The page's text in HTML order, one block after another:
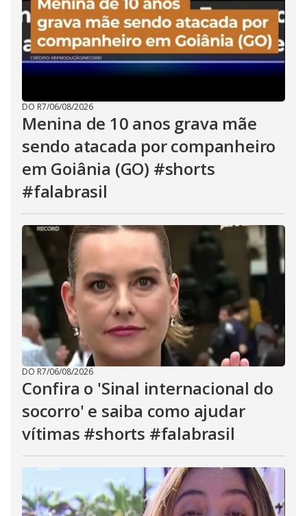
DO R7/06/08/2026
Menina de 10 anos grava mãe
sendo atacada por companheiro
em Goiânia (GO) #shorts
#falabrasil
DO R7/06/08/2026
Confira o 'Sinal internacional do
socorro' e saiba como ajudar
vítimas #shorts #falabrasil